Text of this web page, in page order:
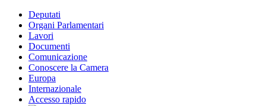
Deputati
Organi Parlamentari
Lavori
Documenti
Comunicazione
Conoscere la Camera
Europa
Internazionale
Accesso rapido